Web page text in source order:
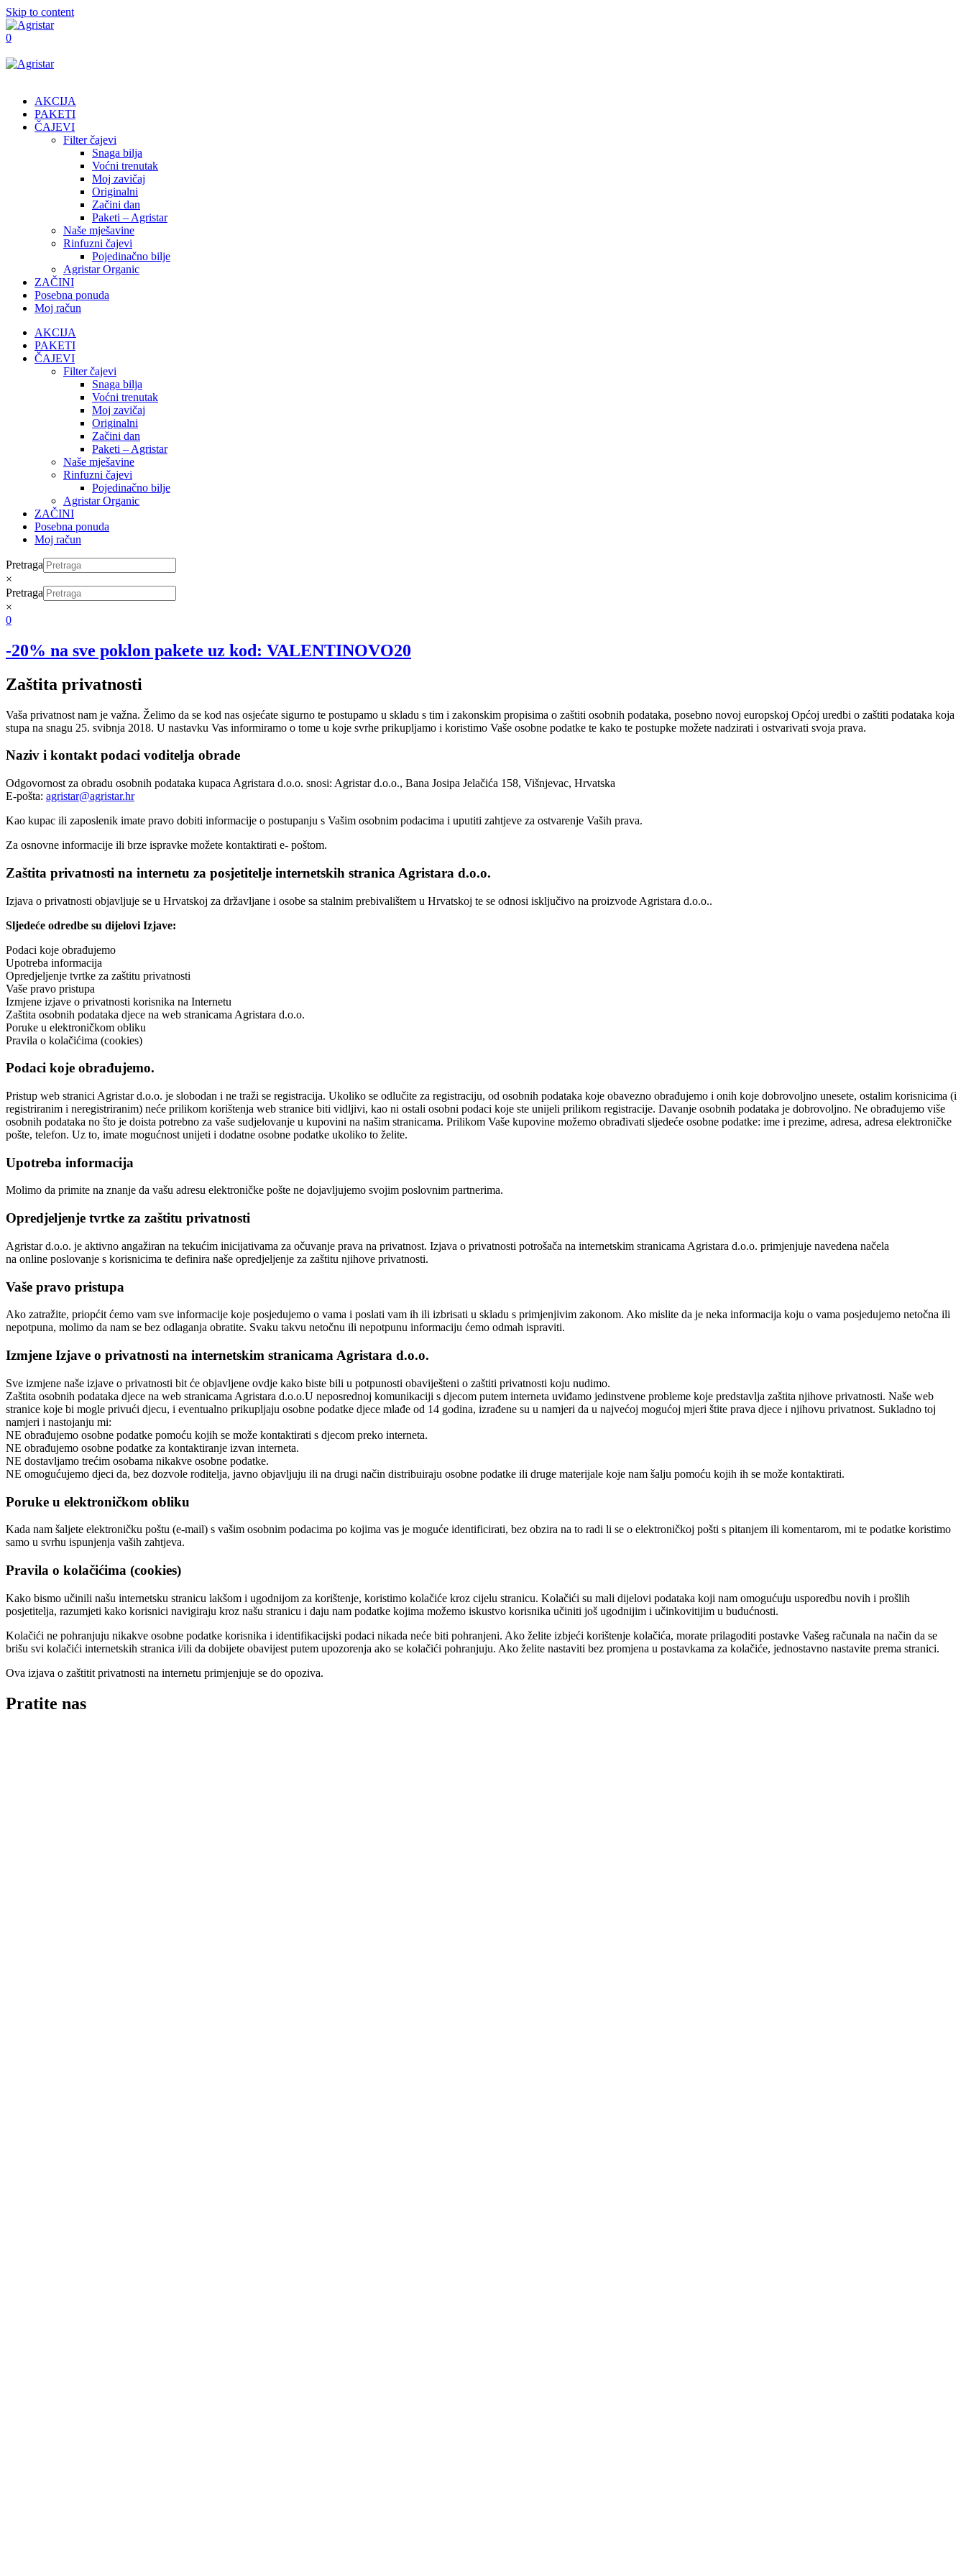
Skip to content
0
AKCIJA
PAKETI
ČAJEVI
Filter čajevi
Snaga bilja
Voćni trenutak
Moj zavičaj
Originalni
Začini dan
Paketi – Agristar
Naše mješavine
Rinfuzni čajevi
Pojedinačno bilje
Agristar Organic
ZAČINI
Posebna ponuda
Moj račun
AKCIJA
PAKETI
ČAJEVI
Filter čajevi
Snaga bilja
Voćni trenutak
Moj zavičaj
Originalni
Začini dan
Paketi – Agristar
Naše mješavine
Rinfuzni čajevi
Pojedinačno bilje
Agristar Organic
ZAČINI
Posebna ponuda
Moj račun
Pretraga
×
Pretraga
×
0
-20% na sve poklon pakete uz kod: VALENTINOVO20
Zaštita privatnosti
Vaša privatnost nam je važna. Želimo da se kod nas osjećate sigurno te postupamo u skladu s tim i zakonskim propisima o zaštiti osobnih podataka, posebno novoj europskoj Općoj uredbi o zaštiti podataka koja
stupa na snagu 25. svibnja 2018. U nastavku Vas informiramo o tome u koje svrhe prikupljamo i koristimo Vaše osobne podatke te kako te postupke možete nadzirati i ostvarivati svoja prava.
Naziv i kontakt podaci voditelja obrade
Odgovornost za obradu osobnih podataka kupaca Agristara d.o.o. snosi: Agristar d.o.o., Bana Josipa Jelačića 158, Višnjevac, Hrvatska
E-pošta: agristar@agristar.hr
Kao kupac ili zaposlenik imate pravo dobiti informacije o postupanju s Vašim osobnim podacima i uputiti zahtjeve za ostvarenje Vaših prava.
Za osnovne informacije ili brze ispravke možete kontaktirati e- poštom.
Zaštita privatnosti na internetu za posjetitelje internetskih stranica Agristara d.o.o.
Izjava o privatnosti objavljuje se u Hrvatskoj za državljane i osobe sa stalnim prebivalištem u Hrvatskoj te se odnosi isključivo na proizvode Agristara d.o.o..
Sljedeće odredbe su dijelovi Izjave:
Podaci koje obrađujemo
Upotreba informacija
Opredjeljenje tvrtke za zaštitu privatnosti
Vaše pravo pristupa
Izmjene izjave o privatnosti korisnika na Internetu
Zaštita osobnih podataka djece na web stranicama Agristara d.o.o.
Poruke u elektroničkom obliku
Pravila o kolačićima (cookies)
Podaci koje obrađujemo.
Pristup web stranici Agristar d.o.o. je slobodan i ne traži se registracija. Ukoliko se odlučite za registraciju, od osobnih podataka koje obavezno obrađujemo i onih koje dobrovoljno unesete, ostalim korisnicima (i
registriranim i neregistriranim) neće prilikom korištenja web stranice biti vidljivi, kao ni ostali osobni podaci koje ste unijeli prilikom registracije. Davanje osobnih podataka je dobrovoljno. Ne obrađujemo više
osobnih podataka no što je doista potrebno za vaše sudjelovanje u kupovini na našim stranicama. Prilikom Vaše kupovine možemo obrađivati sljedeće osobne podatke: ime i prezime, adresa, adresa elektroničke
pošte, telefon. Uz to, imate mogućnost unijeti i dodatne osobne podatke ukoliko to želite.
Upotreba informacija
Molimo da primite na znanje da vašu adresu elektroničke pošte ne dojavljujemo svojim poslovnim partnerima.
Opredjeljenje tvrtke za zaštitu privatnosti
Agristar d.o.o. je aktivno angažiran na tekućim inicijativama za očuvanje prava na privatnost. Izjava o privatnosti potrošača na internetskim stranicama Agristara d.o.o. primjenjuje navedena načela
na online poslovanje s korisnicima te definira naše opredjeljenje za zaštitu njihove privatnosti.
Vaše pravo pristupa
Ako zatražite, priopćit ćemo vam sve informacije koje posjedujemo o vama i poslati vam ih ili izbrisati u skladu s primjenjivim zakonom. Ako mislite da je neka informacija koju o vama posjedujemo netočna ili
nepotpuna, molimo da nam se bez odlaganja obratite. Svaku takvu netočnu ili nepotpunu informaciju ćemo odmah ispraviti.
Izmjene Izjave o privatnosti na internetskim stranicama Agristara d.o.o.
Sve izmjene naše izjave o privatnosti bit će objavljene ovdje kako biste bili u potpunosti obaviješteni o zaštiti privatnosti koju nudimo.
Zaštita osobnih podataka djece na web stranicama Agristara d.o.o.U neposrednoj komunikaciji s djecom putem interneta uviđamo jedinstvene probleme koje predstavlja zaštita njihove privatnosti. Naše web
stranice koje bi mogle privući djecu, i eventualno prikupljaju osobne podatke djece mlađe od 14 godina, izrađene su u namjeri da u najvećoj mogućoj mjeri štite prava djece i njihovu privatnost. Sukladno toj
namjeri i nastojanju mi:
NE obrađujemo osobne podatke pomoću kojih se može kontaktirati s djecom preko interneta.
NE obrađujemo osobne podatke za kontaktiranje izvan interneta.
NE dostavljamo trećim osobama nikakve osobne podatke.
NE omogućujemo djeci da, bez dozvole roditelja, javno objavljuju ili na drugi način distribuiraju osobne podatke ili druge materijale koje nam šalju pomoću kojih ih se može kontaktirati.
Poruke u elektroničkom obliku
Kada nam šaljete elektroničku poštu (e-mail) s vašim osobnim podacima po kojima vas je moguće identificirati, bez obzira na to radi li se o elektroničkoj pošti s pitanjem ili komentarom, mi te podatke koristimo
samo u svrhu ispunjenja vaših zahtjeva.
Pravila o kolačićima (cookies)
Kako bismo učinili našu internetsku stranicu lakšom i ugodnijom za korištenje, koristimo kolačiće kroz cijelu stranicu. Kolačići su mali dijelovi podataka koji nam omogućuju usporedbu novih i prošlih
posjetitelja, razumjeti kako korisnici navigiraju kroz našu stranicu i daju nam podatke kojima možemo iskustvo korisnika učiniti još ugodnijim i učinkovitijim u budućnosti.
Kolačići ne pohranjuju nikakve osobne podatke korisnika i identifikacijski podaci nikada neće biti pohranjeni. Ako želite izbjeći korištenje kolačića, morate prilagoditi postavke Vašeg računala na način da se
brišu svi kolačići internetskih stranica i/ili da dobijete obavijest putem upozorenja ako se kolačići pohranjuju. Ako želite nastaviti bez promjena u postavkama za kolačiće, jednostavno nastavite prema stranici.
Ova izjava o zaštitit privatnosti na internetu primjenjuje se do opoziva.
Pratite nas